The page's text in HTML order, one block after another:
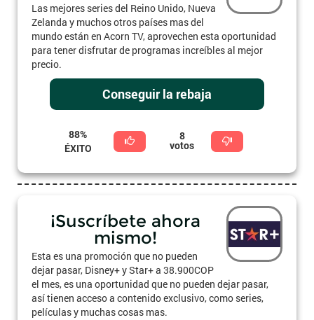
Las mejores series del Reino Unido, Nueva
Zelanda y muchos otros países mas del
mundo están en Acorn TV, aprovechen esta oportunidad
para tener disfrutar de programas increíbles al mejor
precio.
Conseguir la rebaja
88%
ÉXITO
8
votos
¡Suscríbete ahora
mismo!
Esta es una promoción que no pueden
dejar pasar, Disney+ y Star+ a 38.900COP
el mes, es una oportunidad que no pueden dejar pasar,
así tienen acceso a contenido exclusivo, como series,
películas y muchas cosas mas.